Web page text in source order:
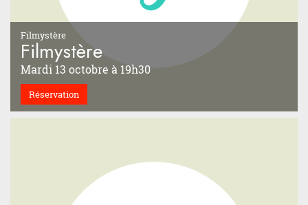
Filmystère
Filmystère
Mardi 13 octobre à 19h30
Réservation